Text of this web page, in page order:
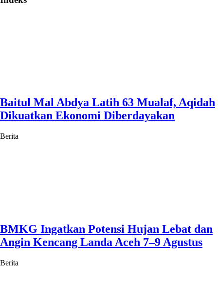
Baitul Mal Abdya Latih 63 Mualaf, Aqidah
Dikuatkan Ekonomi Diberdayakan
Berita
BMKG Ingatkan Potensi Hujan Lebat dan
Angin Kencang Landa Aceh 7–9 Agustus
Berita